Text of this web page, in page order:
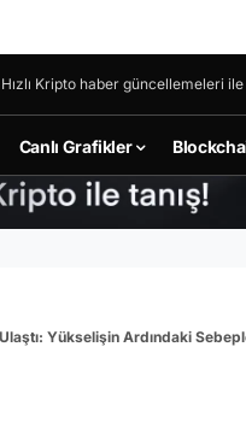
Kripto haber güncellemeleri
Canlı Grafikler
Ulaştı: Yükselişin Ardındaki